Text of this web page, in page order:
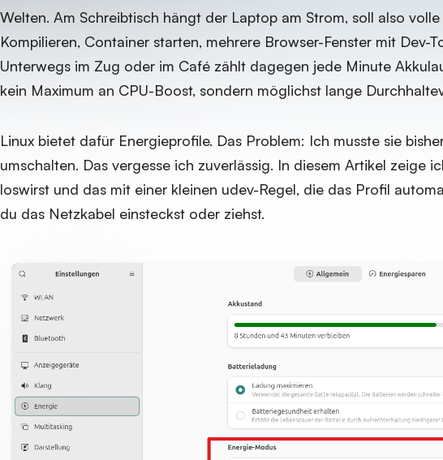
Welten. Am Schreibtisch hängt der Laptop am Strom, soll also
Kompilieren, Container starten, mehrere Browser-Fenster mit Dev-
Unterwegs im Zug oder im Café zählt dagegen jede Minute
kein Maximum an CPU-Boost, sondern möglichst lange
Linux bietet dafür Energieprofile. Das Problem: Ich musste sie
umschalten. Das vergesse ich zuverlässig. In diesem Artikel zeige
loswirst und das mit einer kleinen udev-Regel, die das Profil
du das Netzkabel einsteckst oder ziehst.